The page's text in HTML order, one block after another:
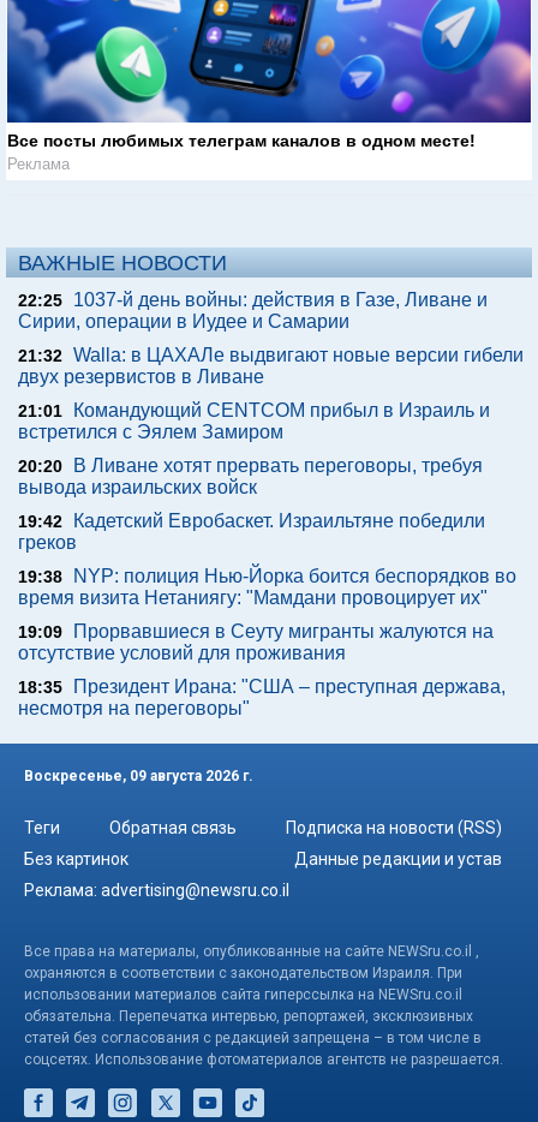
Все посты любимых телеграм каналов в одном месте!
Реклама
ВАЖНЫЕ НОВОСТИ
22:25
1037-й день войны: действия в Газе, Ливане и
Сирии, операции в Иудее и Самарии
21:32 Walla: в ЦАХАЛе выдвигают новые версии гибели
двух резервистов в Ливане
21:01
Командующий CENTCOM прибыл в Израиль и
встретился с Эялем Замиром
20:20
В Ливане хотят прервать переговоры, требуя
вывода израильских войск
19:42
Кадетский Евробаскет. Израильтяне победили
греков
19:38
NYP: полиция Нью-Йорка боится беспорядков во
время визита Нетаниягу: "Мамдани провоцирует их"
19:09
Прорвавшиеся в Сеуту мигранты жалуются на
отсутствие условий для проживания
18:35
Президент Ирана: "США – преступная держава,
несмотря на переговоры"
Воскресенье, 09 августа 2026 г.
Теги Обратная связь
Подписка на новости (RSS)
Без картинок
Данные редакции и устав
Реклама: advertising@newsru.co.il
Все права на материалы, опубликованные на сайте NEWSru.co.il ,
охраняются в соответствии с законодательством Израиля. При
использовании материалов сайта гиперссылка на NEWSru.co.il
обязательна. Перепечатка интервью, репортажей, эксклюзивных
статей без согласования с редакцией запрещена – в том числе в
соцсетях. Использование фотоматериалов агентств не разрешается.